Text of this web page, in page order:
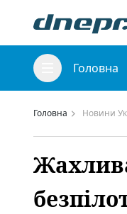
Головна
Головна Новини